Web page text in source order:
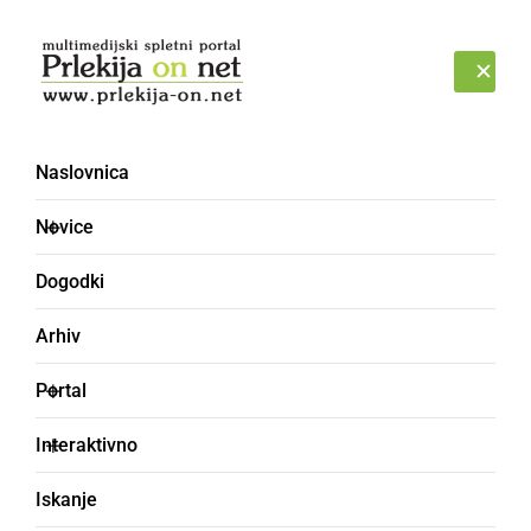
Naslovnica
Novice
Dogodki
Arhiv
Portal
Interaktivno
Iskanje
osvetljava
ČRNA KRONIKA